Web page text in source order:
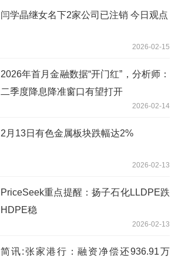
闫学晶继女名下2家公司已注销 今日观点
2026-02-15
2026年首月金融数据“开门红”，分析师：
二季度降息降准窗口有望打开
2026-02-14
2月13日有色金属板块跌幅达2%
2026-02-13
PriceSeek重点提醒：扬子石化LLDPE跌
HDPE稳
2026-02-13
简讯:张家港行：融资净偿还936.91万